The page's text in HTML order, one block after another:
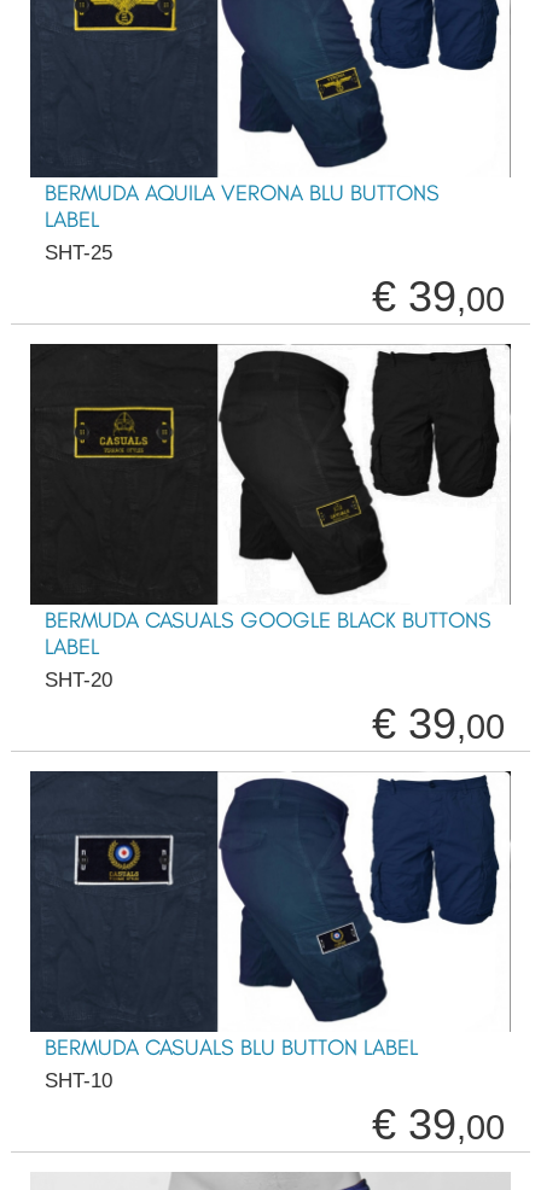
BERMUDA AQUILA VERONA BLU BUTTONS
LABEL
SHT-25
€ 39,00
BERMUDA CASUALS GOOGLE BLACK BUTTONS
LABEL
SHT-20
€ 39,00
BERMUDA CASUALS BLU BUTTON LABEL
SHT-10
€ 39,00